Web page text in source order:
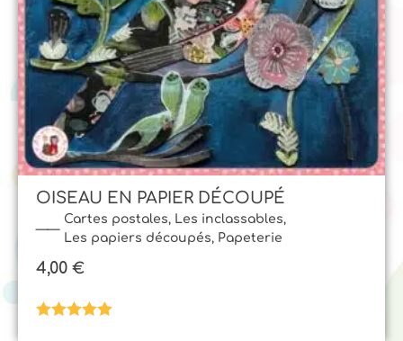
Cartes postales, Les inclassables,
Les papiers découpés, Papeterie
OISEAU EN PAPIER DÉCOUPÉ
4,00 €